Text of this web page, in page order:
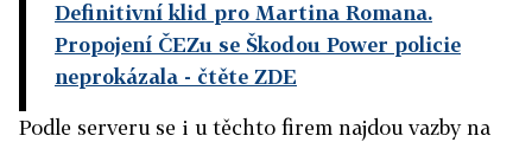
Definitivní klid pro Martina Romana.
Propojení ČEZu se Škodou Power policie
neprokázala - čtěte ZDE
Podle serveru se i u těchto firem najdou vazby na